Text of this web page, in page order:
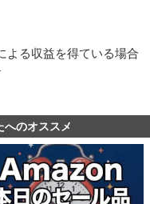
よる収益を得ている場合
へのオススメ